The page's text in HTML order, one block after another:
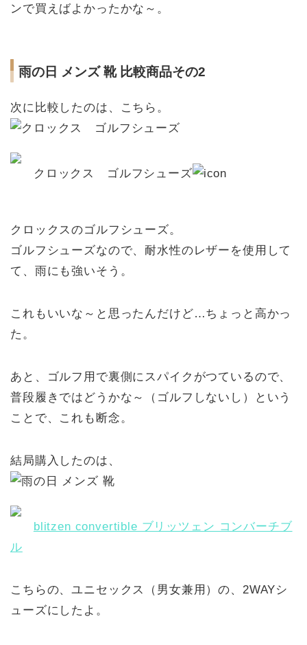
ンで買えばよかったかな～。
雨の日 メンズ 靴 比較商品その2
次に比較したのは、こちら。
クロックス ゴルフシューズ
クロックスのゴルフシューズ。
ゴルフシューズなので、耐水性のレザーを使用して
て、雨にも強いそう。
これもいいな～と思ったんだけど…ちょっと高かっ
た。
あと、ゴルフ用で裏側にスパイクがつているので、
普段履きではどうかな～（ゴルフしないし）という
ことで、これも断念。
結局購入したのは、
blitzen convertible ブリッツェン コンバーチブ
ル
こちらの、ユニセックス（男女兼用）の、2WAYシ
ューズにしたよ。